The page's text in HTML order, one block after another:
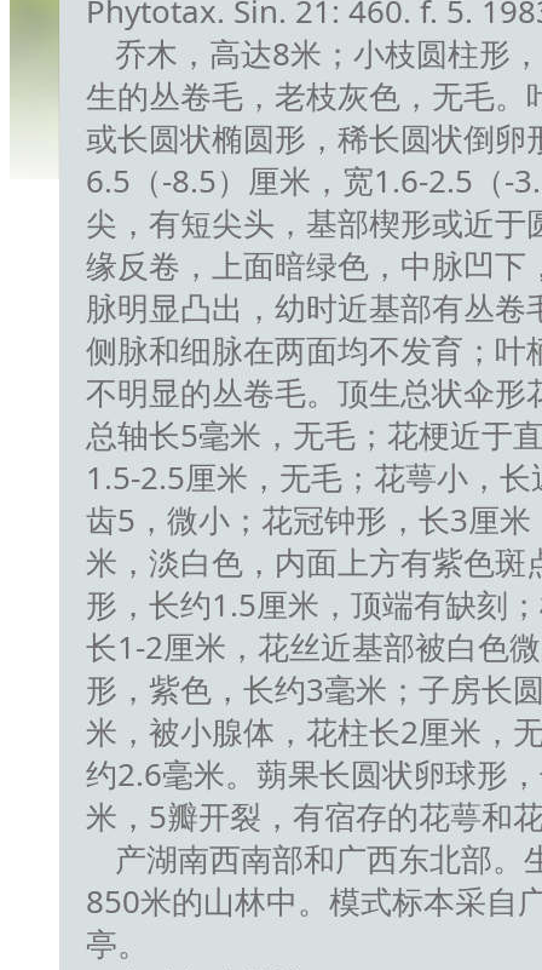
Phytotax. Sin. 21: 460. f. 5.
乔木，高达8米；小枝圆柱形
生的丛卷毛，老枝灰色，无毛。
或长圆状椭圆形，稀长圆状倒卵
6.5（-8.5）厘米，宽1.6-2.5（-
尖，有短尖头，基部楔形或近于
缘反卷，上面暗绿色，中脉凹下
脉明显凸出，幼时近基部有丛卷
侧脉和细脉在两面均不发育；叶
不明显的丛卷毛。顶生总状伞形
总轴长5毫米，无毛；花梗近于
1.5-2.5厘米，无毛；花萼小，
齿5，微小；花冠钟形，长3厘
米，淡白色，内面上方有紫色斑
形，长约1.5厘米，顶端有缺刻
长1-2厘米，花丝近基部被白色
形，紫色，长约3毫米；子房长
米，被小腺体，花柱长2厘米，
约2.6毫米。蒴果长圆状卵球形
米，5瓣开裂，有宿存的花萼和
产湖南西南部和广西东北部。
850米的山林中。模式标本采自
亭。